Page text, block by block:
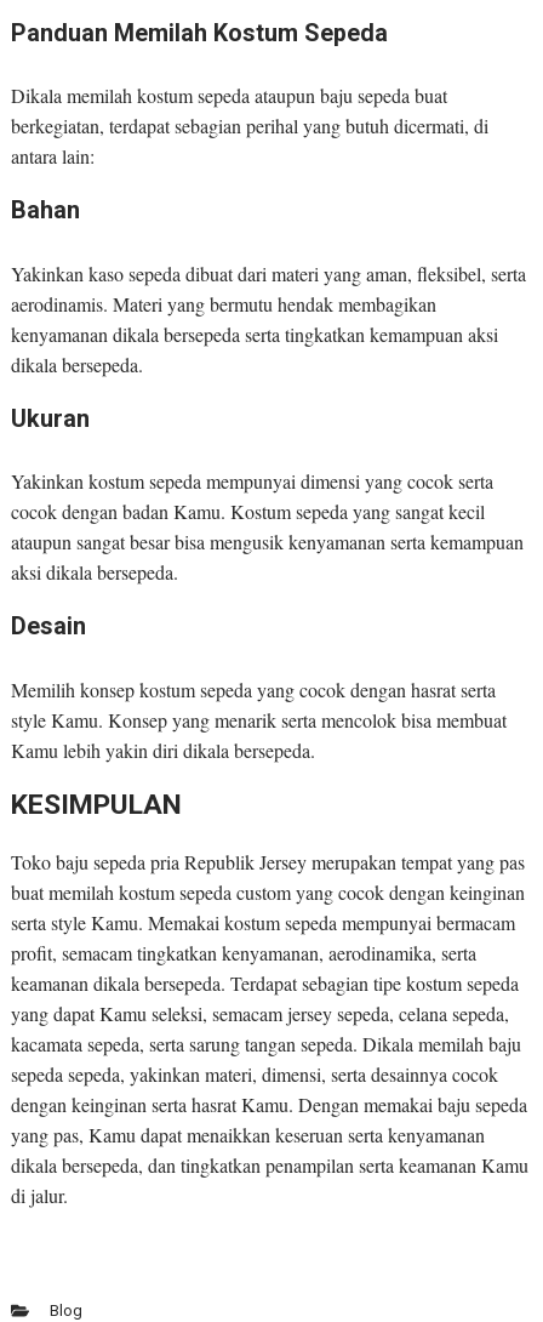
Panduan Memilah Kostum Sepeda
Dikala memilah kostum sepeda ataupun baju sepeda buat
berkegiatan, terdapat sebagian perihal yang butuh dicermati, di
antara lain:
Bahan
Yakinkan kaso sepeda dibuat dari materi yang aman, fleksibel, serta
aerodinamis. Materi yang bermutu hendak membagikan
kenyamanan dikala bersepeda serta tingkatkan kemampuan aksi
dikala bersepeda.
Ukuran
Yakinkan kostum sepeda mempunyai dimensi yang cocok serta
cocok dengan badan Kamu. Kostum sepeda yang sangat kecil
ataupun sangat besar bisa mengusik kenyamanan serta kemampuan
aksi dikala bersepeda.
Desain
Memilih konsep kostum sepeda yang cocok dengan hasrat serta
style Kamu. Konsep yang menarik serta mencolok bisa membuat
Kamu lebih yakin diri dikala bersepeda.
KESIMPULAN
Toko baju sepeda pria Republik Jersey merupakan tempat yang pas
buat memilah kostum sepeda custom yang cocok dengan keinginan
serta style Kamu. Memakai kostum sepeda mempunyai bermacam
profit, semacam tingkatkan kenyamanan, aerodinamika, serta
keamanan dikala bersepeda. Terdapat sebagian tipe kostum sepeda
yang dapat Kamu seleksi, semacam jersey sepeda, celana sepeda,
kacamata sepeda, serta sarung tangan sepeda. Dikala memilah baju
sepeda sepeda, yakinkan materi, dimensi, serta desainnya cocok
dengan keinginan serta hasrat Kamu. Dengan memakai baju sepeda
yang pas, Kamu dapat menaikkan keseruan serta kenyamanan
dikala bersepeda, dan tingkatkan penampilan serta keamanan Kamu
di jalur.
Blog